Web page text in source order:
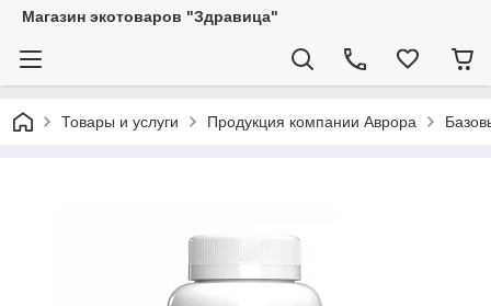
Магазин экотоваров "Здравица"
Товары и услуги Продукция компании Аврора